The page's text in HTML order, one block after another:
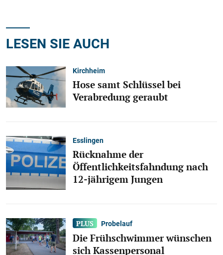
LESEN SIE AUCH
Kirchheim
Hose samt Schlüssel bei
Verabredung geraubt
Esslingen
Rücknahme der
Öffentlichkeitsfahndung nach
12-jährigem Jungen
Probelauf
Die Frühschwimmer wünschen
sich Kassenpersonal